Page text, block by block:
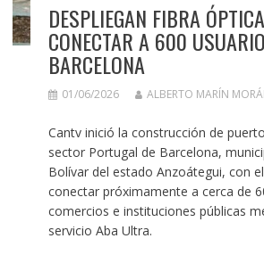
DESPLIEGAN FIBRA
CONECTAR A 600
BARCELONA
01/06/2026 ALBERTO MARÍN
Cantv inició la construcción de
sector Portugal de Barcelona,
Bolívar del estado Anzoátegui, con
conectar próximamente a cerca de
comercios e instituciones públicas
servicio Aba Ultra.